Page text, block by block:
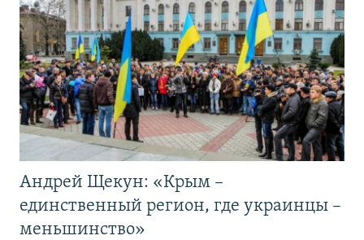
Андрей Щекун: «Крым –
единственный регион, где украинцы –
меньшинство»